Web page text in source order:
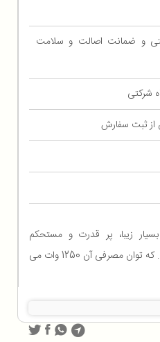
و ضمانت اصالت و سلامت
زیبا، پر قدرت و مستحکم
اسپرسوساز نوا مدل 149 می باشد. که توان مصرفی آن 1250 وات می